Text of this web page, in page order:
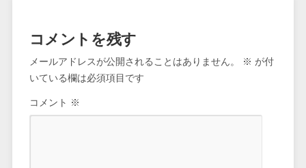
コメントを残す
メールアドレスが公開されることはありません。 ※ が付
いている欄は必須項目です
コメント ※